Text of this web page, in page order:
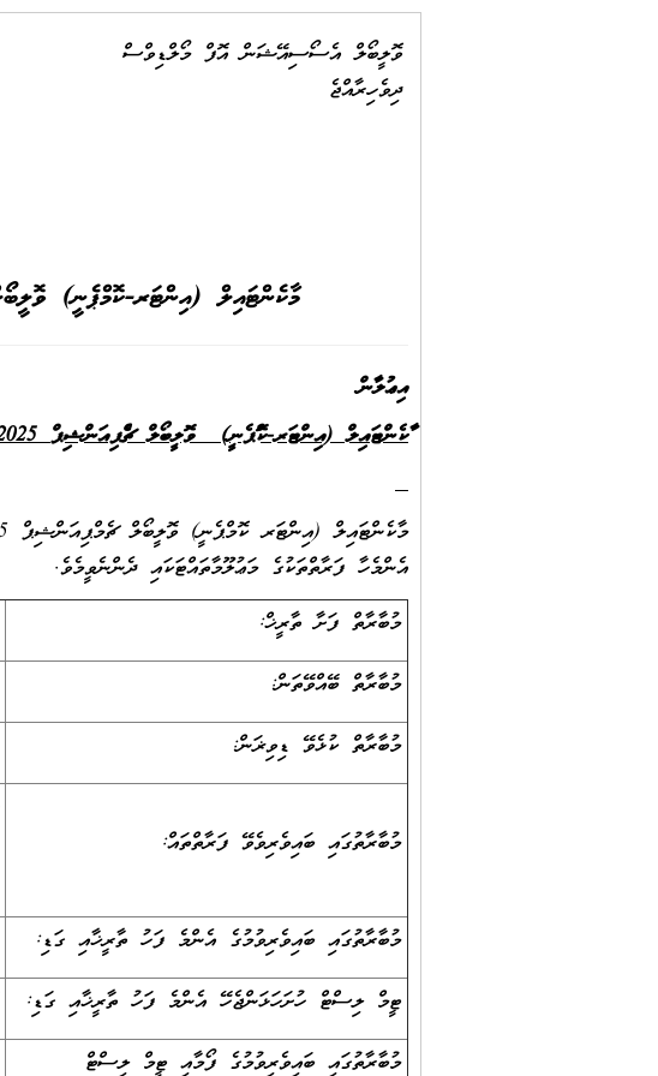
ވޮލީބޯލް އެސޯސިއޭޝަން އޮފް މޯލްޑިވްސް
ދިވެހިރާއްޖެ
މާކެންޓައިލް (އިންޓަރ-ކޮމްޕެނީ) ވޮލީބޯލް ޗެމްޕިއަންޝިޕް 2025
އިޢުލާން
މާކެންޓައިލް (އިންޓަރ-ކޮމްޕެނީ) ވޮލީބޯލް ޗެމްޕިއަންޝިޕް2025 އަންހެން ޑިވިޜަންގެ ތާރީޚު އަވަސްކުރުމާއި
އެންމެހާ ފަރާތްތަކުގެ މަޢުލޫމާތައްޓަކައި ދެންނެވީމެވެ.
މުބާރާތް ފަށާ ތާރީޚް:
މުބާރާތް ބޭއްވޭތަން:
މުބާރާތް ކުޅެވޭ ޑިވިޜަން:
މުބާރާތުގައި ބައިވެރިވެވޭ ފަރާތްތައް:
މުބާރާތުގައި ބައިވެރިވުމުގެ އެންމެ ފަހު ތާރީޚާއި ގަޑި:
ޓީމް ލިސްޓް ހުށަހަޅަންޖެހޭ އެންމެ ފަހު ތާރީޚާއި ގަޑި:
މުބާރާތުގައި ބައިވެރިވުމުގެ ފޯމާއި ޓީމް ލިސްޓް